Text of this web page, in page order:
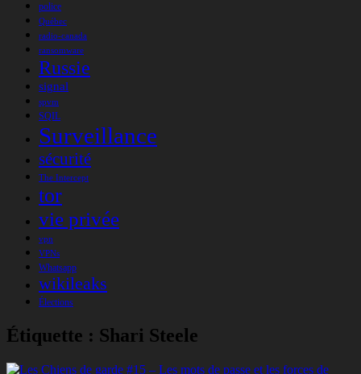
police
Québec
radio-canada
ransomware
Russie
signal
spvm
SQIL
Surveillance
sécurité
The Intercept
tor
vie privée
vpn
VPNs
Whatsapp
wikileaks
Élections
Étiquette : Shari Steele